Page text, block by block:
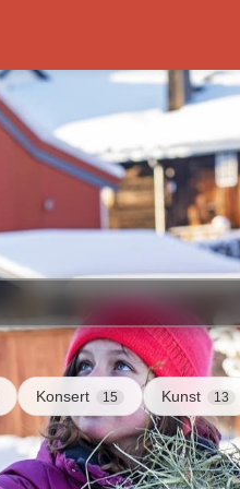
Konsert 15 Kunst 13